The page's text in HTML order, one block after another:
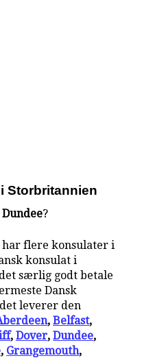
Storbritannien
?
flere konsulater i
konsulat i
særlig godt betale
Dansk
leverer den
,Belfast,
,Dover,Dundee,
, Grangemouth,